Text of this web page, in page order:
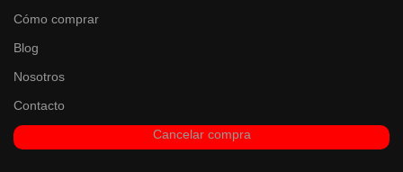
Cómo comprar
Blog
Nosotros
Contacto
Cancelar compra